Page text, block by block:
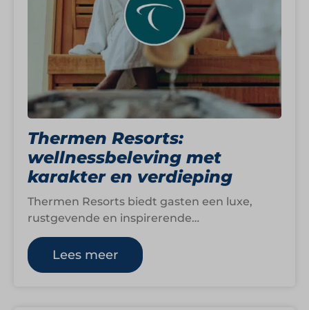
Thermen Resorts:
wellnessbeleving met
karakter en verdieping
Thermen Resorts biedt gasten een luxe,
rustgevende en inspirerende
wellnesservaring op zes locaties in
Nederland. Elk resort heeft een eigen…
Lees meer